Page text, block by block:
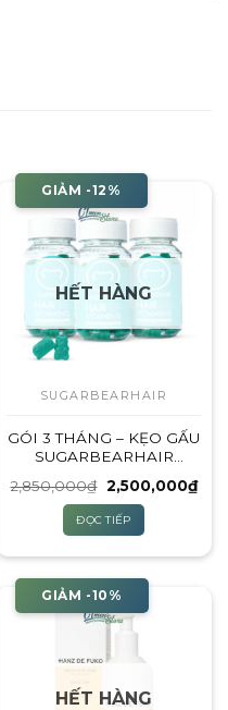
GIẢM -12%
HẾT HÀNG
SUGARBEARHAIR
GÓI 3 THÁNG – KẸO GẤU
SUGARBEARHAIR
2,850,000₫ Giá
gốc
là:
2,850,000₫.
2,500,000₫Giá
hiện
ĐỌC TIẾP
GIẢM -10%
HẾT HÀNG